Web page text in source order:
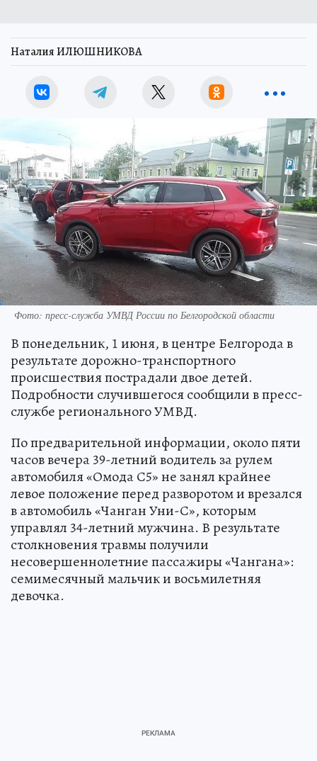
Наталия ИЛЮШНИКОВА
Фото: пресс-служба УМВД России по Белгородской области
В понедельник, 1 июня, в центре Белгорода в
результате дорожно-транспортного
происшествия пострадали двое детей.
Подробности случившегося сообщили в пресс-
службе регионального УМВД.
По предварительной информации, около пяти
часов вечера 39-летний водитель за рулем
автомобиля «Омода С5» не занял крайнее
левое положение перед разворотом и врезался
в автомобиль «Чанган Уни-С», которым
управлял 34-летний мужчина. В результате
столкновения травмы получили
несовершеннолетние пассажиры «Чангана»:
семимесячный мальчик и восьмилетняя
девочка.